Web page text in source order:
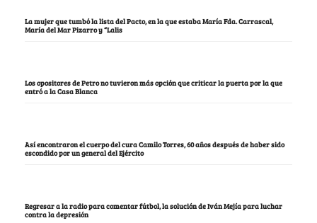
La mujer que tumbó la lista del Pacto, en la que estaba María Fda. Carrascal,
María del Mar Pizarro y “Lalis
Los opositores de Petro no tuvieron más opción que criticar la puerta por la que
entró a la Casa Blanca
Así encontraron el cuerpo del cura Camilo Torres, 60 años después de haber sido
escondido por un general del Ejército
Regresar a la radio para comentar fútbol, la solución de Iván Mejía para luchar
contra la depresión